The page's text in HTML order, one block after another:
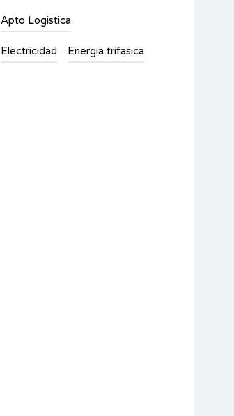
Apto Logistica
Electricidad Energia trifasica